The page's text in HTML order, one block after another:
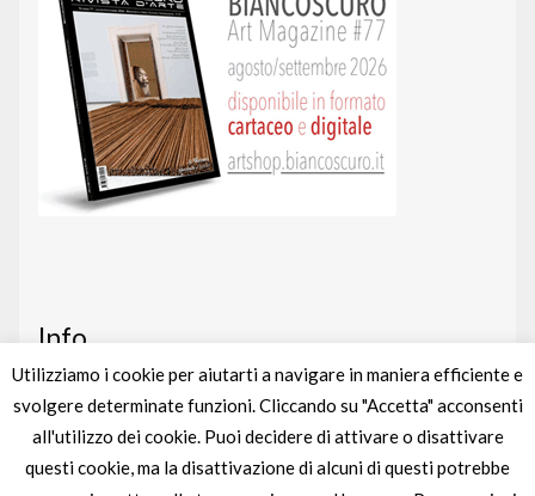
Info
Art shop nato da un’idea diBIANCOSCURO
Gestito completamente daliberementi
Utilizziamo i cookie per aiutarti a navigare in maniera efficiente e
svolgere determinate funzioni. Cliccando su "Accetta" acconsenti
all'utilizzo dei cookie. Puoi decidere di attivare o disattivare
questi cookie, ma la disattivazione di alcuni di questi potrebbe